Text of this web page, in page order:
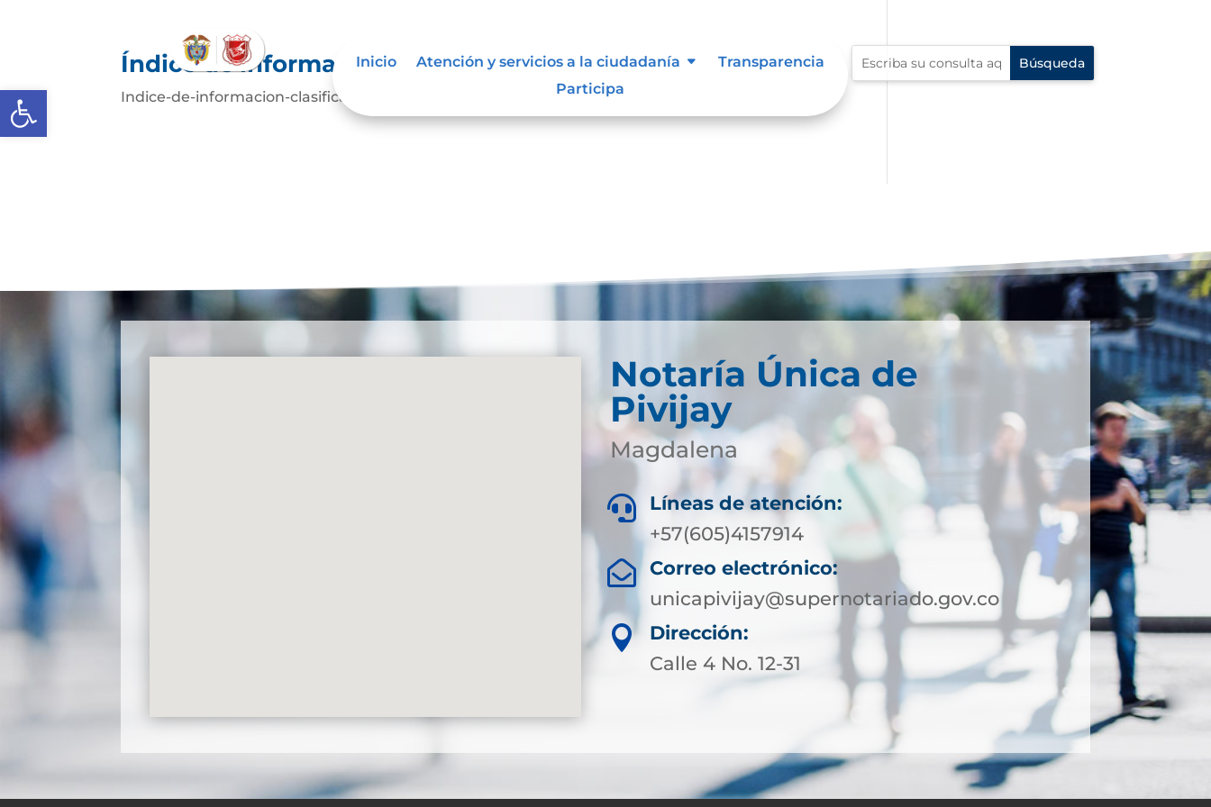
Abrir barra de herramientas
Inicio Atención y servicios a la ciudadanía
Transparencia
Participa
Índice de información clasificada y reservada
Indice-de-informacion-clasificada-y-reservadaDescarga
Notaría Única de
Pivijay
Magdalena

Líneas de atención:
+57(605)4157914

Correo electrónico:
unicapivijay@supernotariado.gov.co

Dirección:
Calle 4 No. 12-31